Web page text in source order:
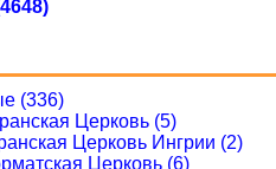
(336)
Церковь (5)
Церковь Ингрии (2)
Церковь (6)